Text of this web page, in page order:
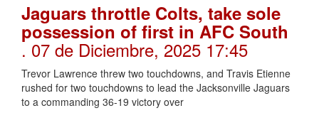
Jaguars throttle Colts, take sole
possession of first in AFC South
. 07 de Diciembre, 2025 17:45
Trevor Lawrence threw two touchdowns, and Travis Etienne
rushed for two touchdowns to lead the Jacksonville Jaguars
to a commanding 36-19 victory over